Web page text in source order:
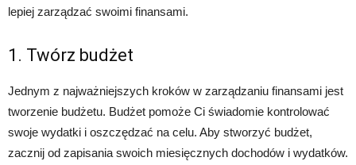
lepiej zarządzać swoimi finansami.
1. Twórz budżet
Jednym z najważniejszych kroków w zarządzaniu finansami jest
tworzenie budżetu. Budżet pomoże Ci świadomie kontrolować
swoje wydatki i oszczędzać na celu. Aby stworzyć budżet,
zacznij od zapisania swoich miesięcznych dochodów i wydatków.